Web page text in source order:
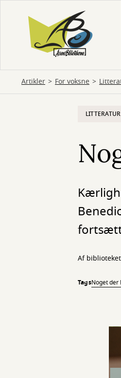
hovedindhold
Artikler For voksne
LITTERATUR
Af biblioteket
TagsNoget der